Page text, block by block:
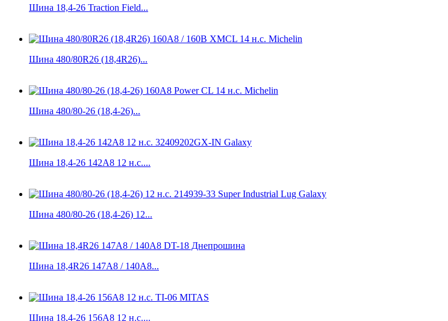
Шина 18,4-26 Traction Field...
Шина 480/80R26 (18,4R26)...
Шина 480/80-26 (18,4-26)...
Шина 18,4-26 142A8 12 н.с....
Шина 480/80-26 (18,4-26) 12...
Шина 18,4R26 147А8 / 140A8...
Шина 18,4-26 156A8 12 н.с....